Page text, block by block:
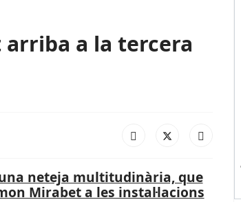
arriba a la tercera
neteja multitudinària, que
Mirabet a les instal·lacions